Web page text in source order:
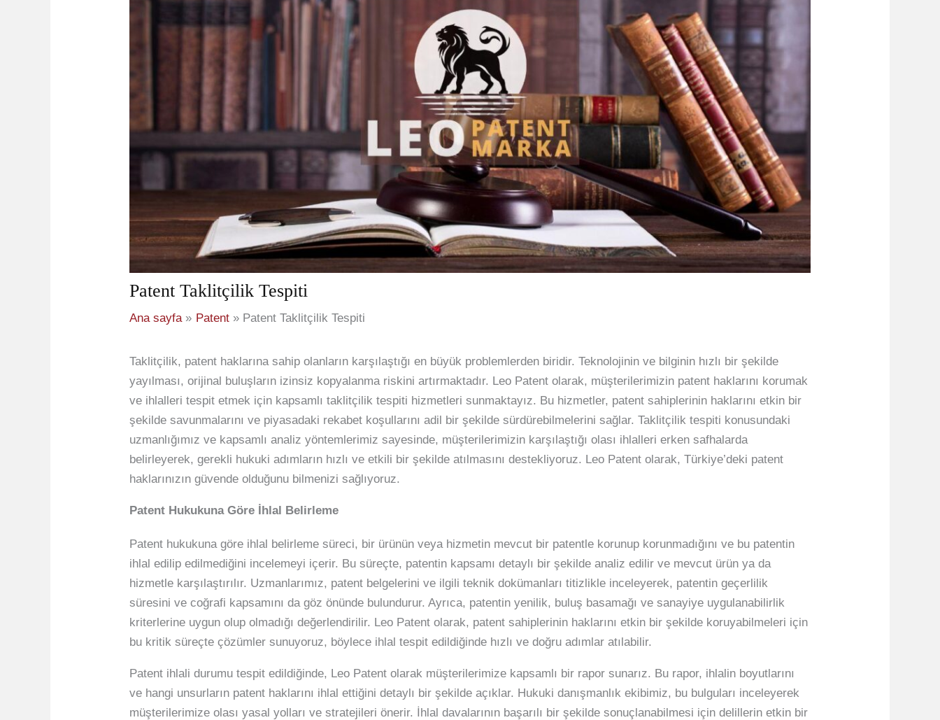
Patent Taklitçilik Tespiti
Ana sayfa Patent Patent Taklitçilik Tespiti
Taklitçilik, patent haklarına sahip olanların karşılaştığı en büyük problemlerden biridir. Teknolojinin ve bilginin hızlı bir şekilde
yayılması, orijinal buluşların izinsiz kopyalanma riskini artırmaktadır. Leo Patent olarak, müşterilerimizin patent haklarını korumak
ve ihlalleri tespit etmek için kapsamlı taklitçilik tespiti hizmetleri sunmaktayız. Bu hizmetler, patent sahiplerinin haklarını etkin bir
şekilde savunmalarını ve piyasadaki rekabet koşullarını adil bir şekilde sürdürebilmelerini sağlar. Taklitçilik tespiti konusundaki
uzmanlığımız ve kapsamlı analiz yöntemlerimiz sayesinde, müşterilerimizin karşılaştığı olası ihlalleri erken safhalarda
belirleyerek, gerekli hukuki adımların hızlı ve etkili bir şekilde atılmasını destekliyoruz. Leo Patent olarak, Türkiye’deki patent
haklarınızın güvende olduğunu bilmenizi sağlıyoruz.
Patent Hukukuna Göre İhlal Belirleme
Patent hukukuna göre ihlal belirleme süreci, bir ürünün veya hizmetin mevcut bir patentle korunup korunmadığını ve bu patentin
ihlal edilip edilmediğini incelemeyi içerir. Bu süreçte, patentin kapsamı detaylı bir şekilde analiz edilir ve mevcut ürün ya da
hizmetle karşılaştırılır. Uzmanlarımız, patent belgelerini ve ilgili teknik dokümanları titizlikle inceleyerek, patentin geçerlilik
süresini ve coğrafi kapsamını da göz önünde bulundurur. Ayrıca, patentin yenilik, buluş basamağı ve sanayiye uygulanabilirlik
kriterlerine uygun olup olmadığı değerlendirilir. Leo Patent olarak, patent sahiplerinin haklarını etkin bir şekilde koruyabilmeleri için
bu kritik süreçte çözümler sunuyoruz, böylece ihlal tespit edildiğinde hızlı ve doğru adımlar atılabilir.
Patent ihlali durumu tespit edildiğinde, Leo Patent olarak müşterilerimize kapsamlı bir rapor sunarız. Bu rapor, ihlalin boyutlarını
ve hangi unsurların patent haklarını ihlal ettiğini detaylı bir şekilde açıklar. Hukuki danışmanlık ekibimiz, bu bulguları inceleyerek
müşterilerimize olası yasal yolları ve stratejileri önerir. İhlal davalarının başarılı bir şekilde sonuçlanabilmesi için delillerin etkin bir